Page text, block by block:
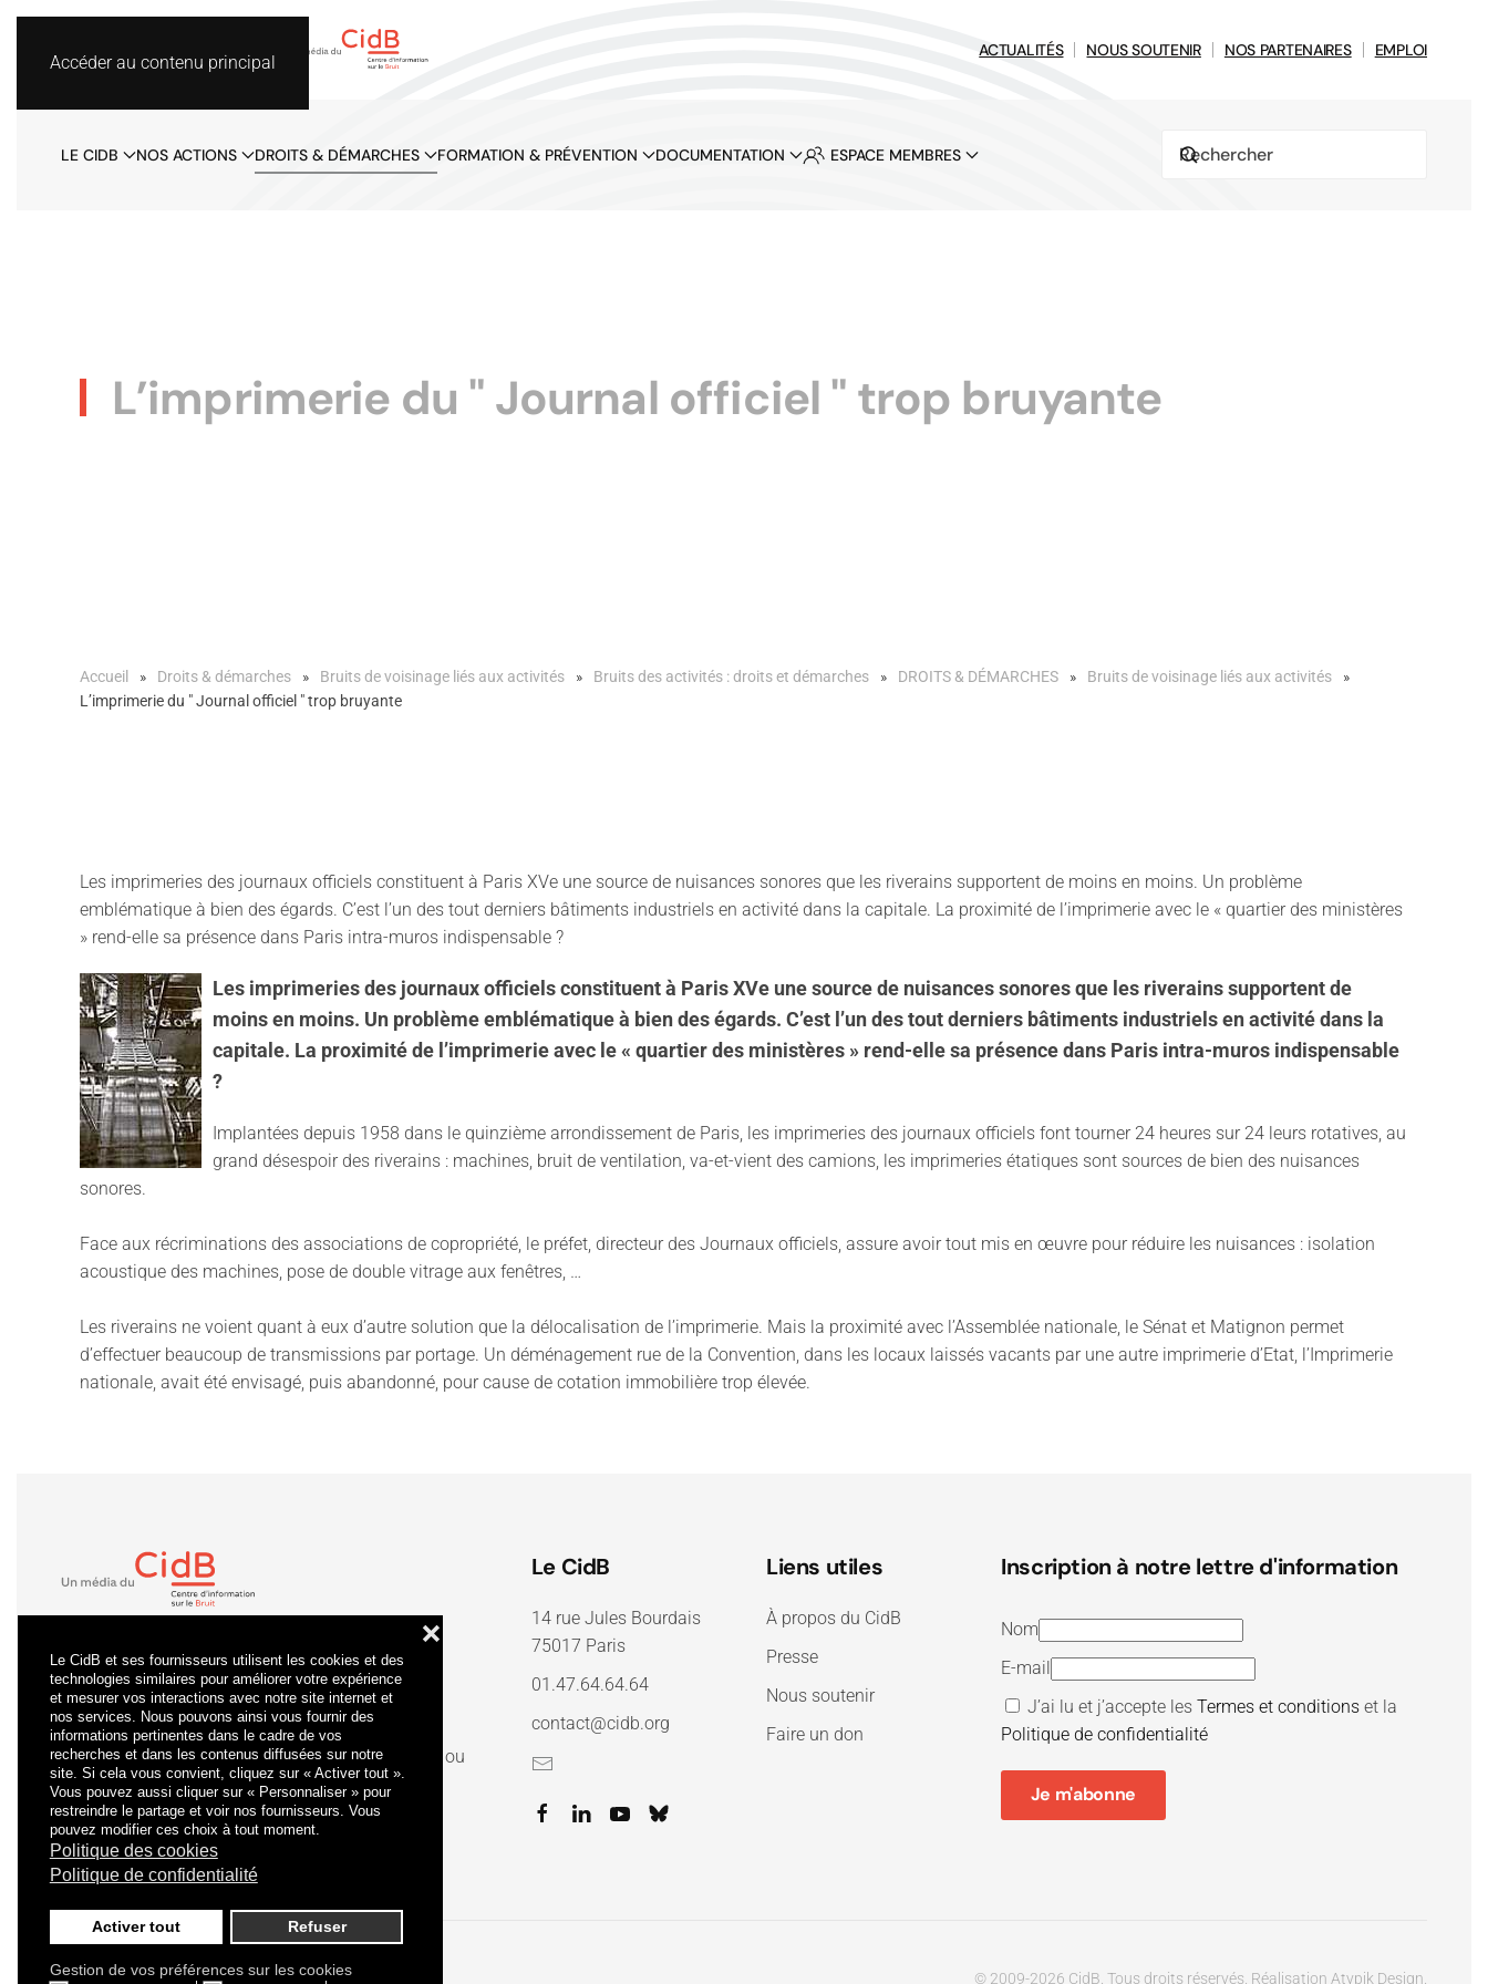
Le CidB et ses fournisseurs utilisent les cookies et des
technologies similaires pour améliorer votre expérience
et mesurer vos interactions avec notre site internet et
nos services. Nous pouvons ainsi vous fournir des
informations pertinentes dans le cadre de vos
recherches et dans les contenus diffusées sur notre
site. Si cela vous convient, cliquez sur « Activer tout ».
Vous pouvez aussi cliquer sur « Personnaliser » pour
restreindre le partage et voir nos fournisseurs. Vous
pouvez modifier ces choix à tout moment.
Politique des cookies
Politique de confidentialité
Activer tout Refuser
❌
Gestion de vos préférences sur les cookies
Accéder au contenu principal
ACTUALITÉS NOUS SOUTENIR NOS PARTENAIRES EMPLOI
LE CIDB NOS ACTIONS DROITS & DÉMARCHES FORMATION & PRÉVENTION DOCUMENTATION ESPACE MEMBRES
L’imprimerie du " Journal officiel " trop bruyante
Accueil Droits & démarches Bruits de voisinage liés aux activités Bruits des activités : droits et démarches DROITS & DÉMARCHES
Bruits de voisinage liés aux activités
L’imprimerie du " Journal officiel " trop bruyante
Les imprimeries des journaux officiels constituent à Paris XVe une source de nuisances sonores que les riverains supportent de moins en moins. Un problème
emblématique à bien des égards. C’est l’un des tout derniers bâtiments industriels en activité dans la capitale. La proximité de l’imprimerie avec le « quartier des ministères
» rend-elle sa présence dans Paris intra-muros indispensable ?
Les imprimeries des journaux officiels constituent à Paris XVe une source de nuisances sonores que les riverains supportent de
moins en moins. Un problème emblématique à bien des égards. C’est l’un des tout derniers bâtiments industriels en activité dans la
capitale. La proximité de l’imprimerie avec le « quartier des ministères » rend-elle sa présence dans Paris intra-muros indispensable
?
Implantées depuis 1958 dans le quinzième arrondissement de Paris, les imprimeries des journaux officiels font tourner 24 heures sur 24 leurs rotatives, au
grand désespoir des riverains : machines, bruit de ventilation, va-et-vient des camions, les imprimeries étatiques sont sources de bien des nuisances
sonores.
Face aux récriminations des associations de copropriété, le préfet, directeur des Journaux officiels, assure avoir tout mis en œuvre pour réduire les nuisances : isolation
acoustique des machines, pose de double vitrage aux fenêtres, …
Les riverains ne voient quant à eux d’autre solution que la délocalisation de l’imprimerie. Mais la proximité avec l’Assemblée nationale, le Sénat et Matignon permet
d’effectuer beaucoup de transmissions par portage. Un déménagement rue de la Convention, dans les locaux laissés vacants par une autre imprimerie d’Etat, l’Imprimerie
nationale, avait été envisagé, puis abandonné, pour cause de cotation immobilière trop élevée.
Lacertification qualité a été délivrée au titre de la ou
des catégories d'actions suivantes : actions de
formation.
Le CidB
14 rue Jules Bourdais
75017 Paris
01.47.64.64.64
contact@cidb.org
Liens utiles
À propos du CidB
Presse
Nous soutenir
Faire un don
Inscription à notre lettre d'information
Nom
E-mail
J’ai lu et j’accepte lesTermes et conditions et la
Politique de confidentialité
Je m'abonne
Politique de confidentialité Mentions légales © 2009-2026 CidB. Tous droits réservés. Réalisation Atypik Design